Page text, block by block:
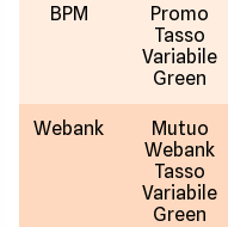
BPM
Promo
Tasso
Variabile
Green
Webank
Mutuo
Webank
Tasso
Variabile
Green